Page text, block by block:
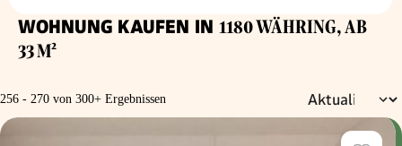
WOHNUNG KAUFEN IN 1180 WÄHRING, AB
33 M²
256 - 270 von 300+ Ergebnissen